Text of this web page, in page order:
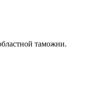
таможни.